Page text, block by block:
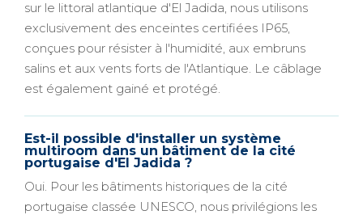
sur le littoral atlantique d'El Jadida, nous utilisons
exclusivement des enceintes certifiées IP65,
conçues pour résister à l'humidité, aux embruns
salins et aux vents forts de l'Atlantique. Le câblage
est également gainé et protégé.
Est-il possible d'installer un système
multiroom dans un bâtiment de la cité
portugaise d'El Jadida ?
Oui. Pour les bâtiments historiques de la cité
portugaise classée UNESCO, nous privilégions les